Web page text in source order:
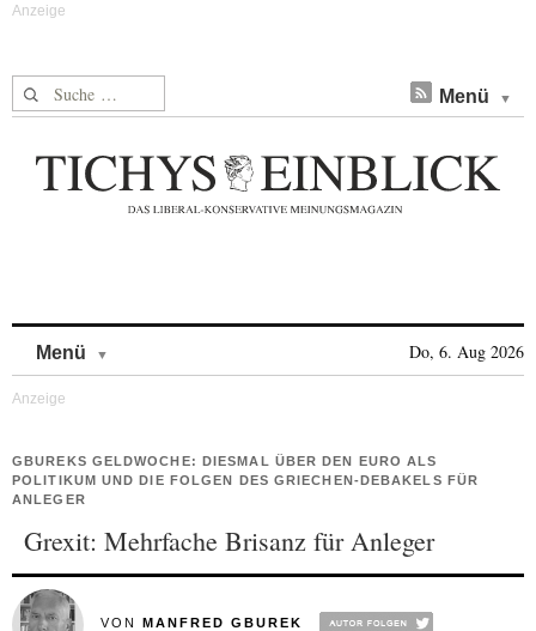
Suche nach: Menü
Menü Do, 6. Aug 2026
GBUREKS GELDWOCHE: DIESMAL ÜBER DEN EURO ALS
POLITIKUM UND DIE FOLGEN DES GRIECHEN-DEBAKELS FÜR
ANLEGER
Grexit: Mehrfache Brisanz für Anleger
VON MANFRED GBUREK